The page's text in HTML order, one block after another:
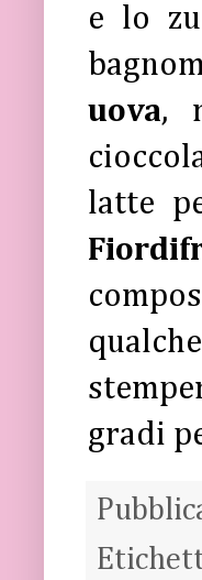
e lo
uova,
latte
gradi